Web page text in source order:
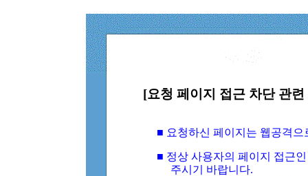
[요청 페이지 접근 차단 관
■ 요청하신 페이지는 웹공격
■ 정상 사용자의 페이지 접근
주시기 바랍니다.